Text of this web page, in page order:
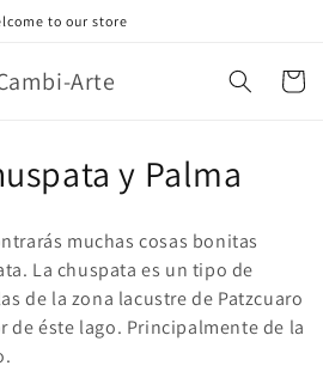
to our store
Arte Carrito
y Palma
muchas cosas bonitas
La chuspata es un tipo de
de la zona lacustre de Patzcuaro
de éste lago. Principalmente de la